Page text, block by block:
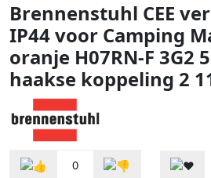
Brennenstuhl CEE
IP44 voor Camping
oranje H07RN-F 3G2
haakse koppeling 2
0